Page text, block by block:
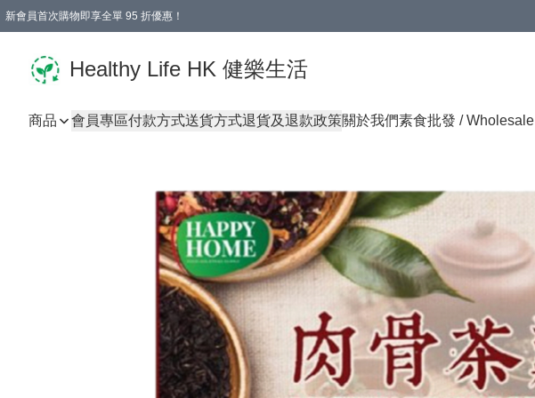
新會員首次購物即享全單 95 折優惠！
Healthy Life HK 健樂生活
商品 會員專區付款方式送貨方式退貨及退款政策關於我們素食批發 / Wholesale